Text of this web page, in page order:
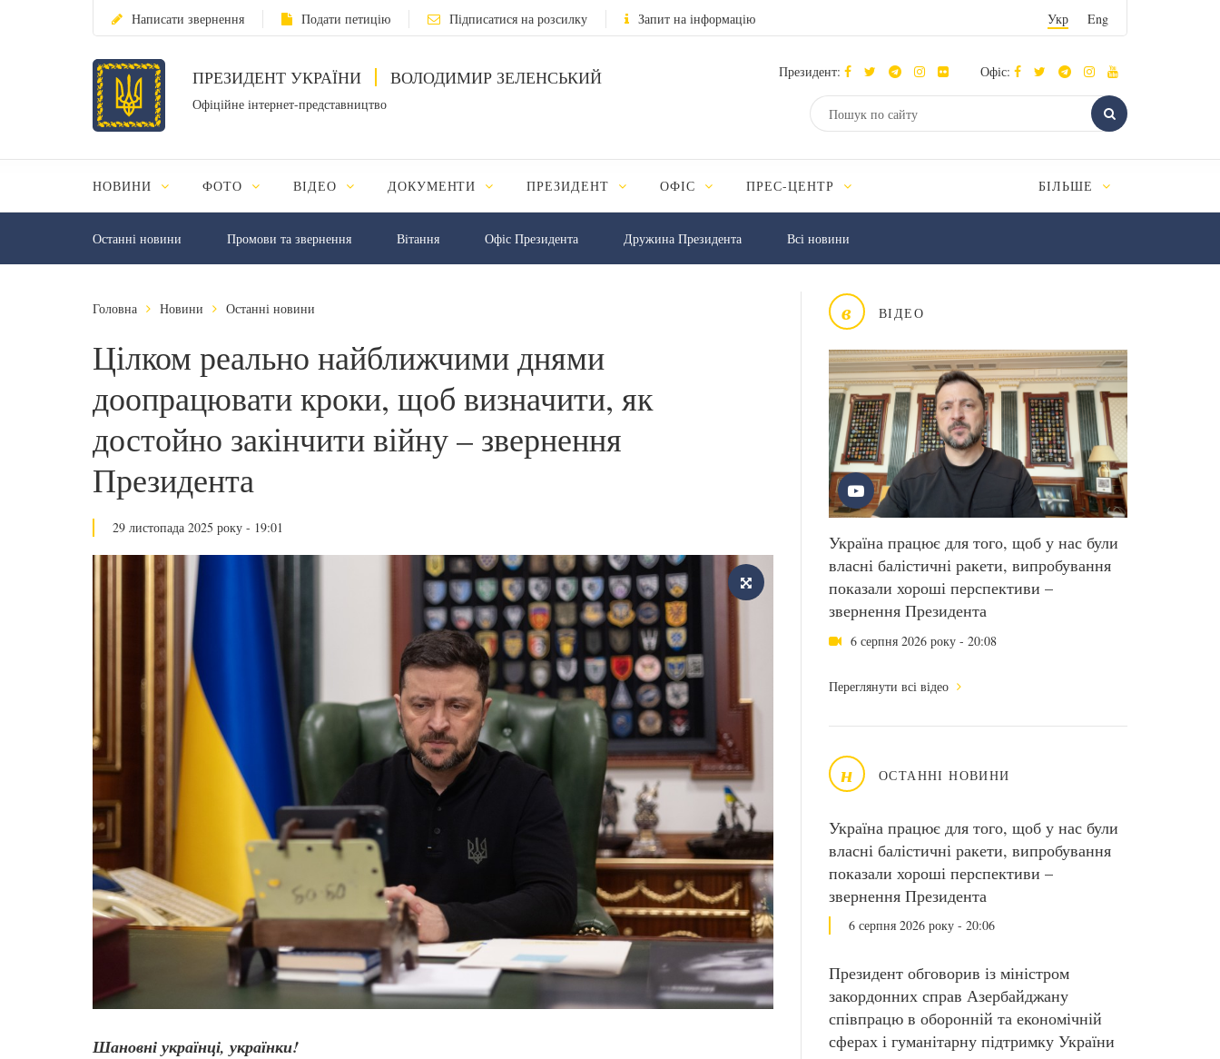
Написати звернення Подати петицію Підписатися на розсилку Запит на інформацію Укр Eng
ПРЕЗИДЕНТ УКРАЇНИ ВОЛОДИМИР ЗЕЛЕНСЬКИЙ
Офіційне інтернет-представництво
Президент: Офіс:
НОВИНИ ФОТО ВІДЕО ДОКУМЕНТИ ПРЕЗИДЕНТ ОФІС ПРЕС-ЦЕНТР БІЛЬШЕ
Останні новини Промови та звернення Вiтання Офіс Президента Дружина Президента Всі новини
в ВІДЕО
Україна працює для того, щоб у нас були
власні балістичні ракети, випробування
показали хороші перспективи –
звернення Президента
6 серпня 2026 року - 20:08
Переглянути всі відео
н ОСТАННІ НОВИНИ
Україна працює для того, щоб у нас були
власні балістичні ракети, випробування
показали хороші перспективи –
звернення Президента
6 серпня 2026 року - 20:06
Президент обговорив із міністром
закордонних справ Азербайджану
співпрацю в оборонній та економічній
сферах і гуманітарну підтримку України
Головна Новини Останні новини
Цілком реально найближчими днями
доопрацювати кроки, щоб визначити, як
достойно закінчити війну – звернення
Президента
29 листопада 2025 року - 19:01
Шановні українці, українки!